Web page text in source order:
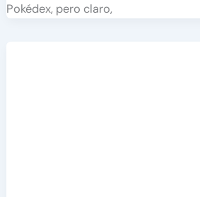
Pokédex, pero claro,